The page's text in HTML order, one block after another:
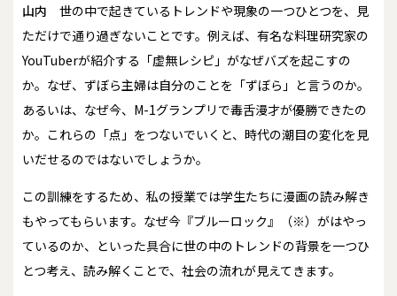
山内
世の中で起きているトレンドや現象の一つひとつを、見
ただけで通り過ぎないことです。例えば、有名な料理研究家の
YouTuberが紹介する「虚無レシピ」がなぜバズを起こすの
か。なぜ、ずぼら主婦は自分のことを「ずぼら」と言うのか。
あるいは、なぜ今、M-1グランプリで毒舌漫才が優勝できたの
か。これらの「点」をつないでいくと、時代の潮目の変化を見
いだせるのではないでしょうか。
この訓練をするため、私の授業では学生たちに漫画の読み解き
もやってもらいます。なぜ今『ブルーロック』（※）がはやっ
ているのか、といった具合に世の中のトレンドの背景を一つひ
とつ考え、読み解くことで、社会の流れが見えてきます。